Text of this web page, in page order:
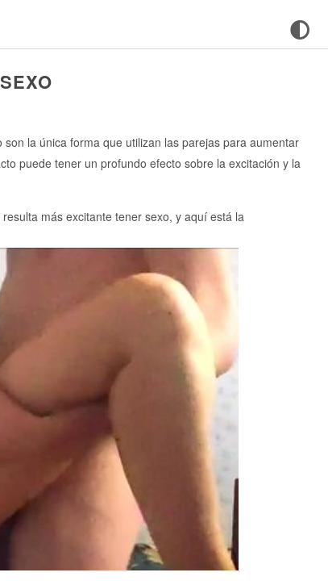
la única forma que utilizan las parejas para aumentar
puede tener un profundo efecto sobre la excitación y la
más excitante tener sexo, y aquí está la